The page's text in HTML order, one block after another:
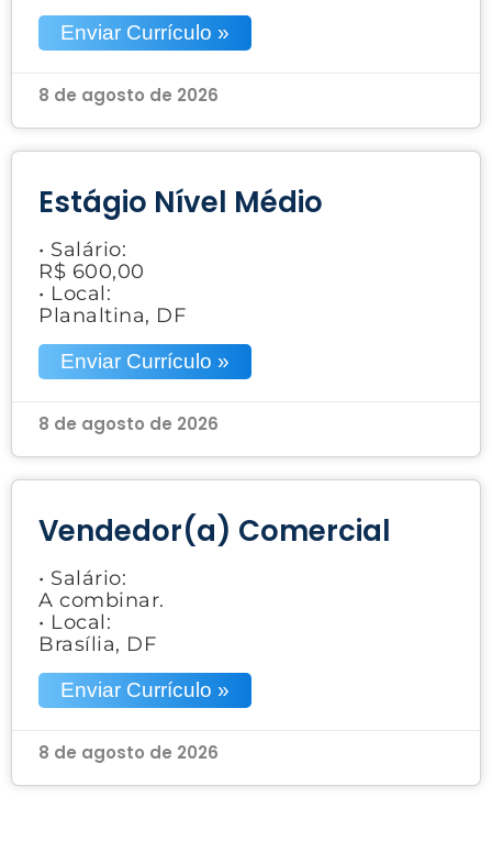
Enviar Currículo »
8 de agosto de 2026
Estágio Nível Médio
• Salário:
R$ 600,00
• Local:
Planaltina, DF
Enviar Currículo »
8 de agosto de 2026
Vendedor(a) Comercial
• Salário:
A combinar.
• Local:
Brasília, DF
Enviar Currículo »
8 de agosto de 2026